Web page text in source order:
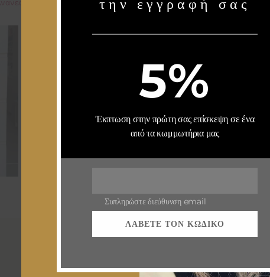
Ανανεώστε την εμφάνισή σας με τις καλύτερες υπηρεσίες 💯Στο site μας
Load More...
5%
Έκπτωση στην πρώτη σας επίσκεψη σε ένα
από τα κωμμωτήρια μας
Συπληρώστε διεύθυνση email
ΛΆΒΕΤΕ ΤΟΝ ΚΩΔΙΚΌ